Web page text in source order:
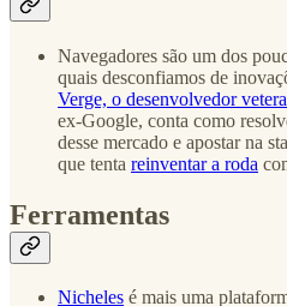
Navegadores são um dos
quais desconfiamos de
Verge, o desenvolvedor
ex-Google, conta como
desse mercado e apostar na
que tenta reinventar a roda
Ferramentas
Nicheles é mais uma